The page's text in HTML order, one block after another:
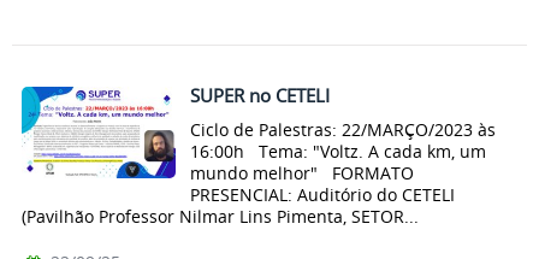
SUPER no CETELI
Ciclo de Palestras: 22/MARÇO/2023 às
16:00h Tema: "Voltz. A cada km, um
mundo melhor" FORMATO
PRESENCIAL: Auditório do CETELI
(Pavilhão Professor Nilmar Lins Pimenta, SETOR...